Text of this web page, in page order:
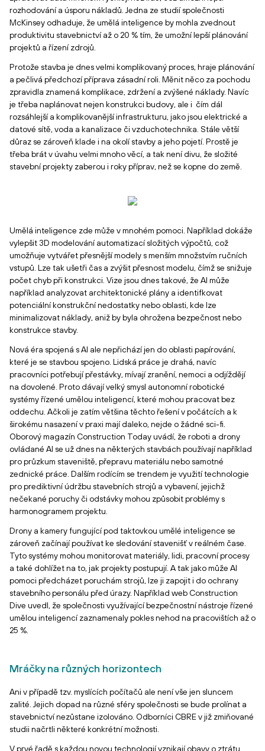
rozhodování a úsporu nákladů. Jedna ze studií společnosti
McKinsey odhaduje, že umělá inteligence by mohla zvednout
produktivitu stavebnictví až o 20 % tím, že umožní lepší plánování
projektů a řízení zdrojů.
Protože stavba je dnes velmi komplikovaný proces, hraje plánování
a pečlivá předchozí příprava zásadní roli. Měnit něco za pochodu
zpravidla znamená komplikace, zdržení a zvýšené náklady. Navíc
je třeba naplánovat nejen konstrukci budovy, ale i čím dál
rozsáhlejší a komplikovanější infrastrukturu, jako jsou elektrické a
datové sítě, voda a kanalizace či vzduchotechnika. Stále větší
důraz se zároveň klade i na okolí stavby a jeho pojetí. Prostě je
třeba brát v úvahu velmi mnoho věcí, a tak není divu, že složité
stavební projekty zaberou i roky příprav, než se kopne do země.
Umělá inteligence zde může v mnohém pomoci. Například dokáže
vylepšit 3D modelování automatizací složitých výpočtů, což
umožňuje vytvářet přesnější modely s menším množstvím ručních
vstupů. Lze tak ušetři čas a zvýšit přesnost modelu, čímž se snižuje
počet chyb při konstrukci. Vize jsou dnes takové, že AI může
například analyzovat architektonické plány a identifkovat
potenciální konstrukční nedostatky nebo oblasti, kde lze
minimalizovat náklady, aniž by byla ohrožena bezpečnost nebo
konstrukce stavby.
Nová éra spojená s AI ale nepřichází jen do oblasti papírování,
které je se stavbou spojeno. Lidská práce je drahá, navíc
pracovníci potřebují přestávky, mívají zranění, nemoci a odjíždějí
na dovolené. Proto dávají velký smysl autonomní robotické
systémy řízené umělou inteligencí, které mohou pracovat bez
oddechu. Ačkoli je zatím většina těchto řešení v počátcích a k
širokému nasazení v praxi mají daleko, nejde o žádné sci-fi.
Oborový magazín Construction Today uvádí, že roboti a drony
ovládané AI se už dnes na některých stavbách používají například
pro průzkum staveniště, přepravu materiálu nebo samotné
zednické práce. Dalším rodícím se trendem je využití technologie
pro prediktivní údržbu stavebních strojů a vybavení, jejichž
nečekané poruchy či odstávky mohou způsobit problémy s
harmonogramem projektu.
Drony a kamery fungující pod taktovkou umělé inteligence se
zároveň začínají používat ke sledování stavenišť v reálném čase.
Tyto systémy mohou monitorovat materiály, lidi, pracovní procesy
a také dohlížet na to, jak projekty postupují. A tak jako může AI
pomoci předcházet poruchám strojů, lze ji zapojit i do ochrany
stavebního personálu před úrazy. Například web Construction
Dive uvedl, že společnosti využívající bezpečnostní nástroje řízené
umělou inteligencí zaznamenaly pokles nehod na pracovištích až o
25 %.
Mráčky na různých horizontech
Ani v případě tzv. myslících počítačů ale není vše jen sluncem
zalité. Jejich dopad na různé sféry společnosti se bude prolínat a
stavebnictví nezůstane izolováno. Odborníci CBRE v již zmiňované
studii načrtli některé konkrétní možnosti.
V prvé řadě s každou novou technologií vznikají obavy o ztrátu